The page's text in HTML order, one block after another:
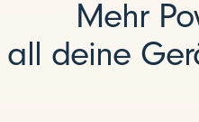
Mehr
all deine